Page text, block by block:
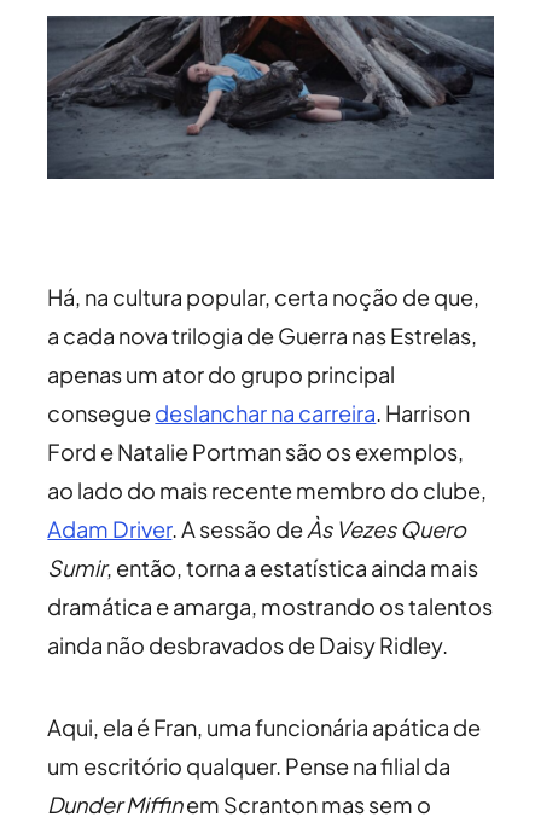
Há, na cultura popular, certa noção de que,
a cada nova trilogia de Guerra nas Estrelas,
apenas um ator do grupo principal
conseguedeslanchar na carreira. Harrison
Ford e Natalie Portman são os exemplos,
ao lado do mais recente membro do clube,
Adam Driver. A sessão deÀs Vezes Quero
Sumir, então, torna a estatística ainda mais
dramática e amarga, mostrando os talentos
ainda não desbravados de Daisy Ridley.
Aqui, ela é Fran, uma funcionária apática de
um escritório qualquer. Pense na filial da
Dunder Miffinem Scranton mas sem o